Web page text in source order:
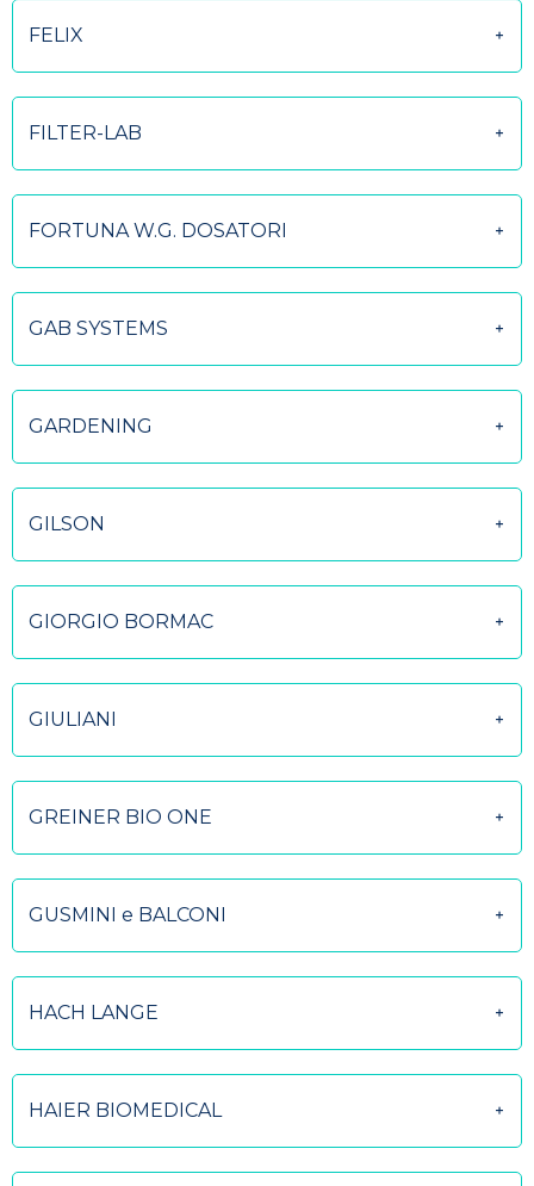
FELIX
FILTER-LAB
FORTUNA W.G. DOSATORI
GAB SYSTEMS
GARDENING
GILSON
GIORGIO BORMAC
GIULIANI
GREINER BIO ONE
GUSMINI e BALCONI
HACH LANGE
HAIER BIOMEDICAL